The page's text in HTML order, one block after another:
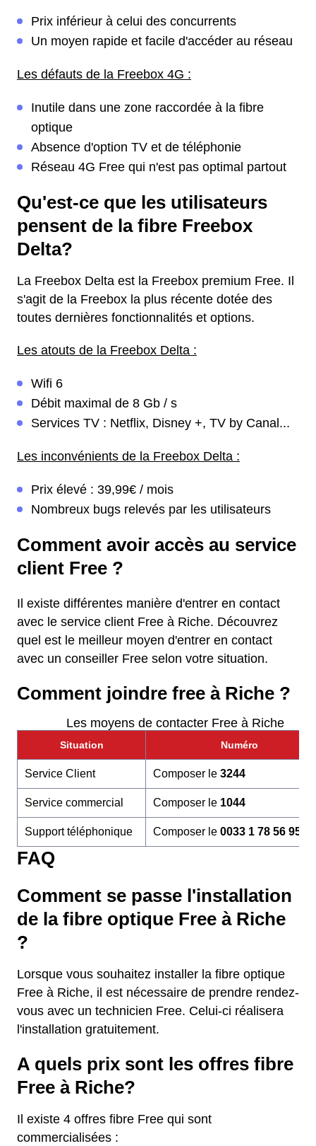
Prix inférieur à celui des concurrents
Un moyen rapide et facile d'accéder au réseau
Les défauts de la Freebox 4G :
Inutile dans une zone raccordée à la fibre
optique
Absence d'option TV et de téléphonie
Réseau 4G Free qui n'est pas optimal partout
Qu'est-ce que les utilisateurs
pensent de la fibre Freebox
Delta?
La Freebox Delta est la Freebox premium Free. Il
s'agit de la Freebox la plus récente dotée des
toutes dernières fonctionnalités et options.
Les atouts de la Freebox Delta :
Wifi 6
Débit maximal de 8 Gb / s
Services TV : Netflix, Disney +, TV by Canal...
Les inconvénients de la Freebox Delta :
Prix élevé : 39,99€ / mois
Nombreux bugs relevés par les utilisateurs
Comment avoir accès au service
client Free ?
Il existe différentes manière d'entrer en contact
avec le service client Free à Riche. Découvrez
quel est le meilleur moyen d'entrer en contact
avec un conseiller Free selon votre situation.
Comment joindre free à Riche ?
Les moyens de contacter Free à Riche
Situation Numéro
Service Client Composer le 3244
Service commercial Composer le 1044
Support téléphonique Composer le 0033 1 78 56 95 60
FAQ
Comment se passe l'installation
de la fibre optique Free à Riche
?
Lorsque vous souhaitez installer la fibre optique
Free à Riche, il est nécessaire de prendre rendez-
vous avec un technicien Free. Celui-ci réalisera
l'installation gratuitement.
A quels prix sont les offres fibre
Free à Riche?
Il existe 4 offres fibre Free qui sont
commercialisées :